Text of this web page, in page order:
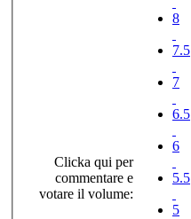
Clicka qui per
commentare e
votare il volume:
8
7.5
7
6.5
6
5.5
5